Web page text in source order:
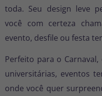
toda. Seu design leve
você com certeza
evento, desfile ou festa
Perfeito para o
universitárias, eventos
onde você quer